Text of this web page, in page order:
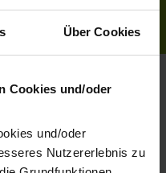
Über Cookies
Cookies und/oder
und/oder
Nutzererlebnis zu
Garagen-